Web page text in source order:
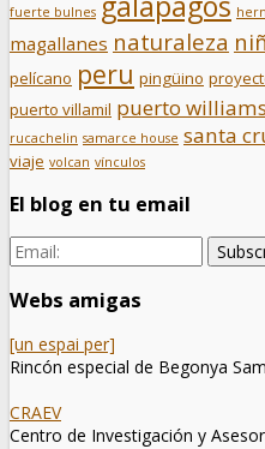
fuerte bulnes
magallanes naturaleza
pelícano peru pingüino
puerto villamil puerto williams
rucachelin samarce house santa
viaje volcan vínculos
El blog en tu email
Webs amigas
[un espai per]
Rincón especial de Begonya
CRAEV
Centro de Investigación y